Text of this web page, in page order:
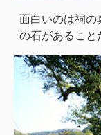
面白いのは祠の
の石があること